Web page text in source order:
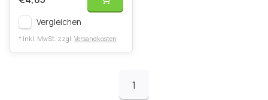
Vergleichen
* Inkl. MwSt. zzgl. Versandkosten
1